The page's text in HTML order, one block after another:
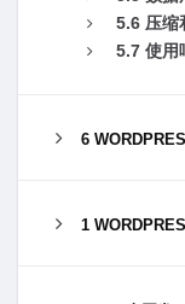
5.6 压缩
5.7 使⽤
6
1